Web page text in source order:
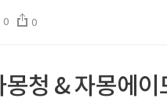
0 0
청 & 자몽에이